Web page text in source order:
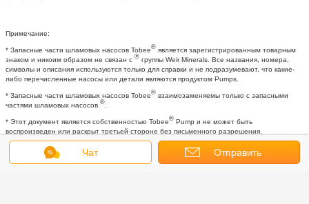
Примечание:
* Запасные части шламовых насосов Tobee® является зарегистрированным товарным
знаком и никоим образом не связан с ® группы Weir Minerals. Все названия, номера,
символы и описания используются только для справки и не подразумевают, что какие-
либо перечисленные насосы или детали являются продуктом Pumps.
* Запасные части шламовых насосов Tobee® взаимозаменяемы только с запасными
частями шламовых насосов ®
* Этот документ является собственностью Tobee® Pump и не может быть
воспроизведен или раскрыт третьей стороне без письменного разрешения.
Получить лучшую цену для
Чат Отправить